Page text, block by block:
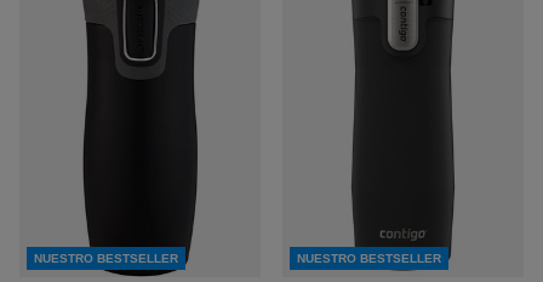
NUESTRO BESTSELLER NUESTRO BESTSELLER